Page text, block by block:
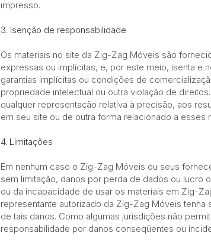
impresso.
3. Isenção de responsabilidade
Os materiais no site da Zig-Zag Móveis são
expressas ou implícitas, e, por este meio, isenta e
garantias implícitas ou condições de
propriedade intelectual ou outra violação de
qualquer representação relativa à precisão, aos
em seu site ou de outra forma relacionado a esses
4. Limitações
Em nenhum caso o Zig-Zag Móveis ou seus
sem limitação, danos por perda de dados ou
ou da incapacidade de usar os materiais em Zig-
representante autorizado da Zig-Zag Móveis
de tais danos. Como algumas jurisdições não
responsabilidade por danos conseqüentes ou